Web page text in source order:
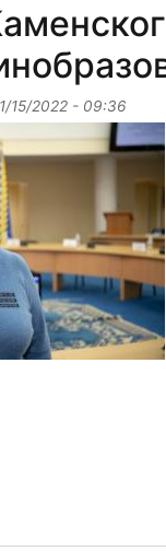
15/2022 - 09:36